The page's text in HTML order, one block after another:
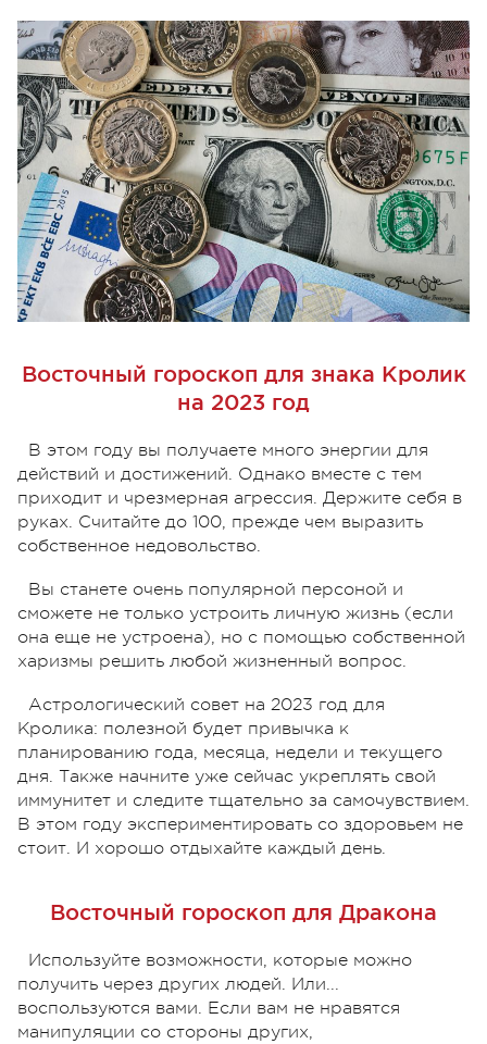
Восточный гороскоп для знака Кролик
на 2023 год
В этом году вы получаете много энергии для
действий и достижений. Однако вместе с тем
приходит и чрезмерная агрессия. Держите себя в
руках. Считайте до 100, прежде чем выразить
собственное недовольство.
Вы станете очень популярной персоной и
сможете не только устроить личную жизнь (если
она еще не устроена), но с помощью собственной
харизмы решить любой жизненный вопрос.
Астрологический совет на 2023 год для
Кролика: полезной будет привычка к
планированию года, месяца, недели и текущего
дня. Также начните уже сейчас укреплять свой
иммунитет и следите тщательно за самочувствием.
В этом году экспериментировать со здоровьем не
стоит. И хорошо отдыхайте каждый день.
Восточный гороскоп для Дракона
Используйте возможности, которые можно
получить через других людей. Или...
воспользуются вами. Если вам не нравятся
манипуляции со стороны других,